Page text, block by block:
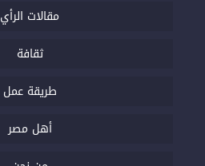
مقالات الرأي
ثقافة
طريقة عمل
أهل مصر